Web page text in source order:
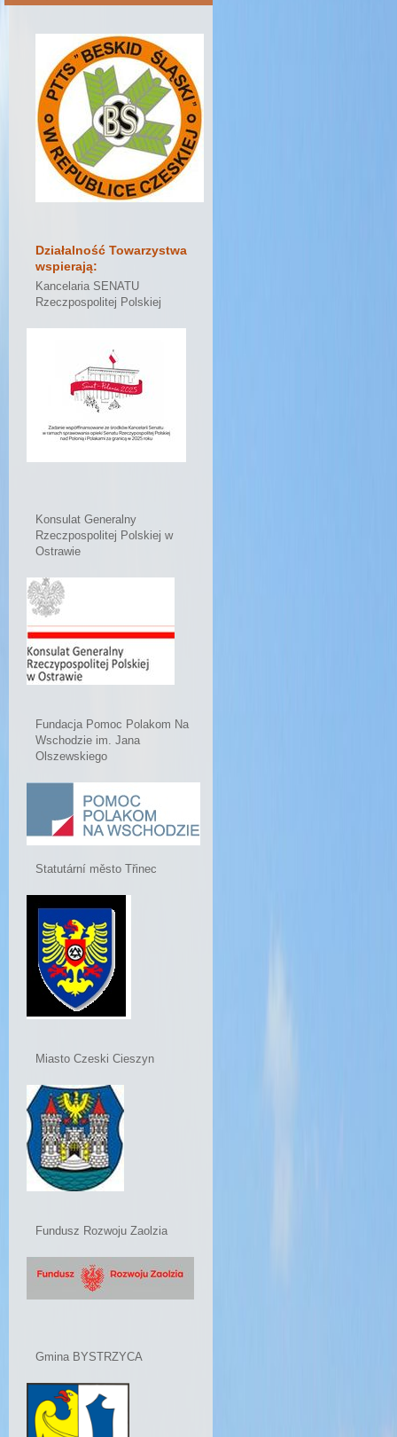
Działalność Towarzystwa
wspierają:
Kancelaria SENATU
Rzeczpospolitej Polskiej
Konsulat Generalny
Rzeczpospolitej Polskiej w
Ostrawie
Fundacja Pomoc Polakom Na
Wschodzie im. Jana
Olszewskiego
Statutární město Třinec
Miasto Czeski Cieszyn
Fundusz Rozwoju Zaolzia
Gmina BYSTRZYCA